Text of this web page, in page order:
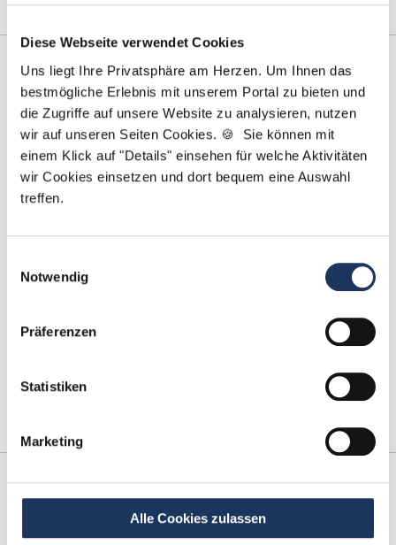
Diese Webseite verwendet Cookies
Uns liegt Ihre Privatsphäre am Herzen. Um Ihnen das
bestmögliche Erlebnis mit unserem Portal zu bieten und
die Zugriffe auf unsere Website zu analysieren, nutzen
wir auf unseren Seiten Cookies. 🍪 Sie können mit
einem Klick auf "Details" einsehen für welche Aktivitäten
wir Cookies einsetzen und dort bequem eine Auswahl
treffen.
Notwendig
Präferenzen
Statistiken
Marketing
Alle Cookies zulassen
weiterlesen
E-Check in der Zahnarztpraxis
In Ihrer Zahnarztpraxis müssen Sie regelmäßig einen E-
weiterlesen